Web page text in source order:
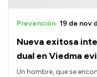
Nueva exitosa
dual en Viedma
Prevención 19 de nov
Un hombre, que se